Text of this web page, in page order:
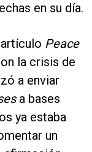
en su día.
Peace
la crisis de
a enviar
a bases
ya estaba
un